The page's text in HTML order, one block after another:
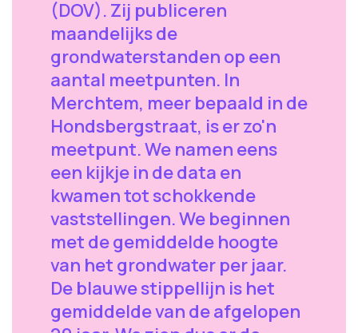
(DOV). Zij publiceren
maandelijks de
grondwaterstanden op een
aantal meetpunten. In
Merchtem, meer bepaald in de
Hondsbergstraat, is er zo'n
meetpunt. We namen eens
een kijkje in de data en
kwamen tot schokkende
vaststellingen. We beginnen
met de gemiddelde hoogte
van het grondwater per jaar.
De blauwe stippellijn is het
gemiddelde van de afgelopen